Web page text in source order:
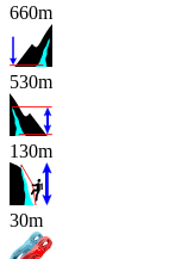
660m
530m
130m
x
30m